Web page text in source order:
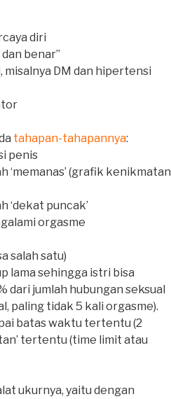
diri
benar”
DM dan hipertensi
tahapan-tahapannya:
penis
‘memanas’ (grafik kenikmatan
‘dekat puncak’
orgasme
salah satu)
lama sehingga istri bisa
dari jumlah hubungan seksual
paling tidak 5 kali orgasme).
batas waktu tertentu (2
tertentu (time limit atau
ukurnya, yaitu dengan